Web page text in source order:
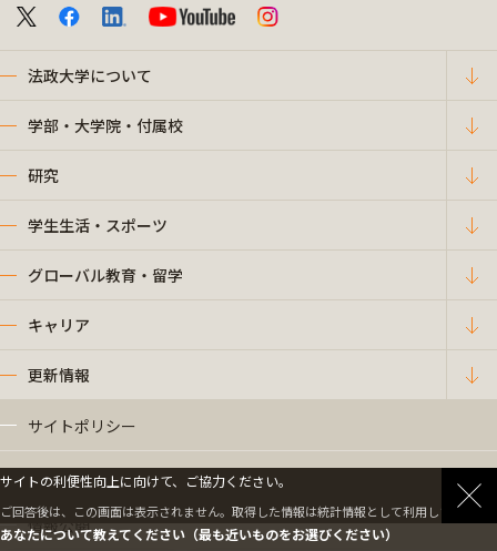
法政大学について
学部・大学院・付属校
研究
学生生活・スポーツ
グローバル教育・留学
キャリア
更新情報
サイトポリシー
プライバシーポリシー
情報公開
サイトの利便性向上に向けて、ご協力ください。
ご回答後は、この画面は表示されません。取得した情報は統計情報として利用します。
あなたについて教えてください（最も近いものをお選びください）